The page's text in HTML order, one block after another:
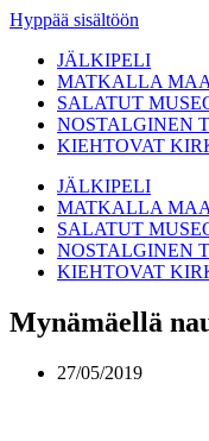
Hyppää sisältöön
JÄLKIPELI
MATKALLA
SALATUT
NOSTALGINEN
KIEHTOVAT
JÄLKIPELI
MATKALLA
SALATUT
NOSTALGINEN
KIEHTOVAT
Mynämäellä
27/05/2019